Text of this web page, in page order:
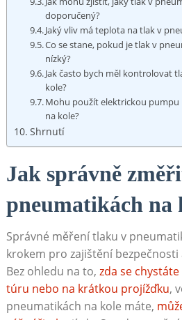
doporučený?
Jaký vliv má teplota na tlak v
Co se stane, pokud je tlak v
nízký?
Jak často bych měl kontrolovat
kole?
Mohu použít elektrickou
na kole?
Shrnutí
Jak správně
pneumatikách na
Správné měření tlaku v
krokem pro zajištění bezpečnosti
Bez ohledu na to, zda se
túru nebo na krátkou projížďku,
pneumatikách na kole máte,